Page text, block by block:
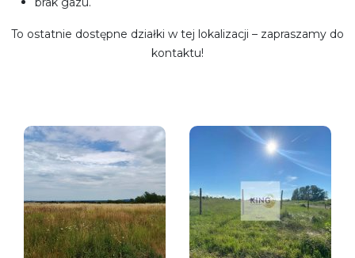
To ostatnie dostępne działki w tej lokalizacji – zapraszamy do
kontaktu!